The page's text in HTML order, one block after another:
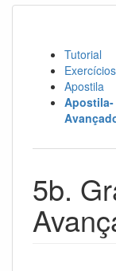
Tutorial
Exercícios
Apostila
Apostila-
5b.